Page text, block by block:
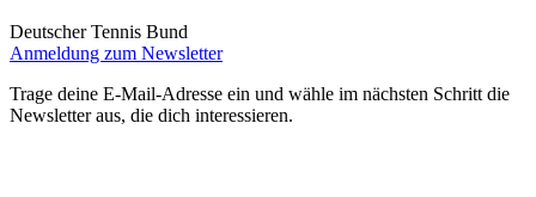
Deutscher Tennis Bund
Anmeldung zum Newsletter
Trage deine E-Mail-Adresse ein und wähle im nächsten Schritt die
Newsletter aus, die dich interessieren.